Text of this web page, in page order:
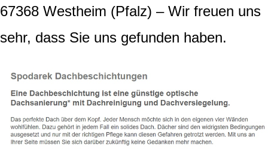
67368 Westheim (Pfalz) – Wir freuen uns
sehr, dass Sie uns gefunden haben.